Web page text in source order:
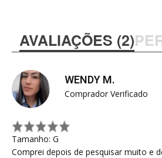
AVALIAÇÕES (2)
WENDY M.
Comprador Verificado
Tamanho: G
Comprei depois de pesquisar muito e